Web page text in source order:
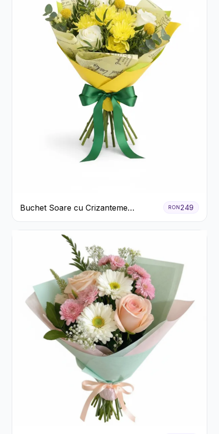
Buchet Soare cu Crizanteme
Galbene și Trandafiri Albi
RON 249